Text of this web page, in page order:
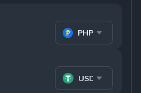
PHP
USDT